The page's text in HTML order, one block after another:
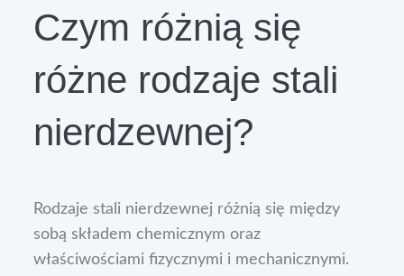
Czym różnią się
różne rodzaje stali
nierdzewnej?
Rodzaje stali nierdzewnej różnią się między
sobą składem chemicznym oraz
właściwościami fizycznymi i mechanicznymi.